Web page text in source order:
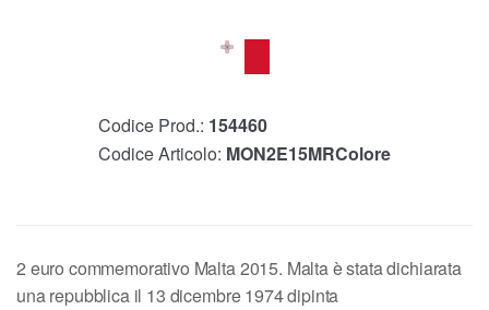
Codice Prod.: 154460
Codice Articolo: MON2E15MRColore
2 euro commemorativo Malta 2015. Malta è stata dichiarata
una repubblica il 13 dicembre 1974 dipinta